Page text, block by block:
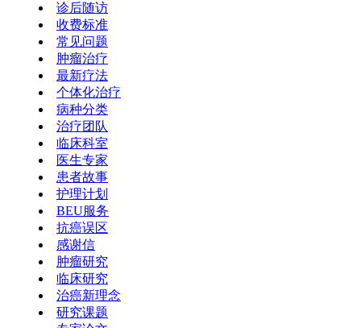
诊后随访
收费标准
常见问题
肿瘤治疗
最新疗法
个体化治疗
病种分类
治疗团队
临床科室
医生专家
患者故事
护理计划
BEU服务
抗癌误区
感谢信
肿瘤研究
临床研究
治癌新理念
研究课题